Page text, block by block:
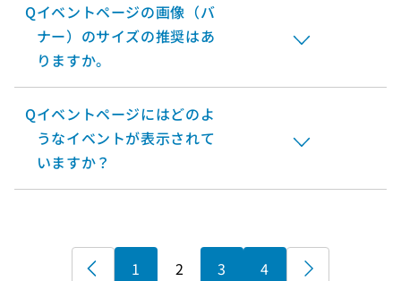
Qイベントページの画像（バ
ナー）のサイズの推奨はあ
りますか。
Qイベントページにはどのよ
うなイベントが表示されて
いますか？
« 1 2 3 4 »